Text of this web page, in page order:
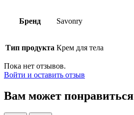
Бренд Savonry
Тип продукта Крем для тела
Пока нет отзывов.
Войти и оставить отзыв
Вам может понравиться